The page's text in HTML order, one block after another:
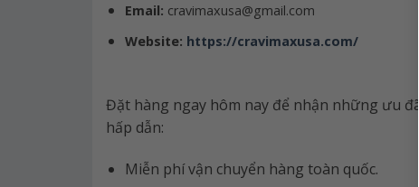
Email: cravimaxusa@gmail.com
Website: https://cravimaxusa.com/
Đặt hàng ngay hôm nay để nhận những ưu đãi
hấp dẫn:
Miễn phí vận chuyển hàng toàn quốc.